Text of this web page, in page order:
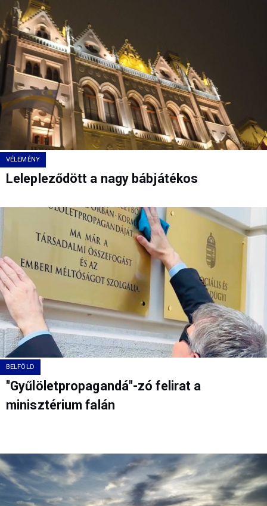
VÉLEMÉNY
Lelepleződött a nagy bábjátékos
BELFÖLD
"Gyűlöletpropagandá"-zó felirat a
minisztérium falán